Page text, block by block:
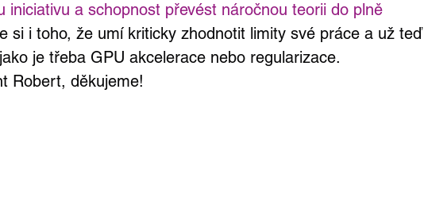
iniciativu a schopnost převést náročnou teorii do plně
si i toho, že umí kriticky zhodnotit limity své práce a už teď
je třeba GPU akcelerace nebo regularizace.
Robert, děkujeme!